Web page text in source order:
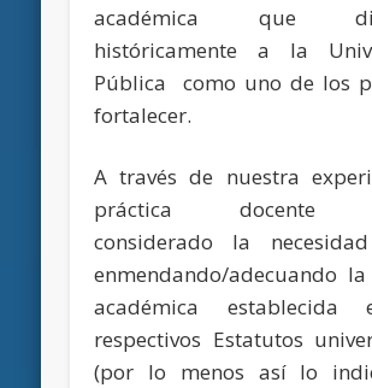
académica que
históricamente a la
Pública como uno de los
fortalecer.
A través de nuestra
práctica docente
considerado la
enmendando/adecuando
académica establecida
respectivos Estatutos
(por lo menos así lo